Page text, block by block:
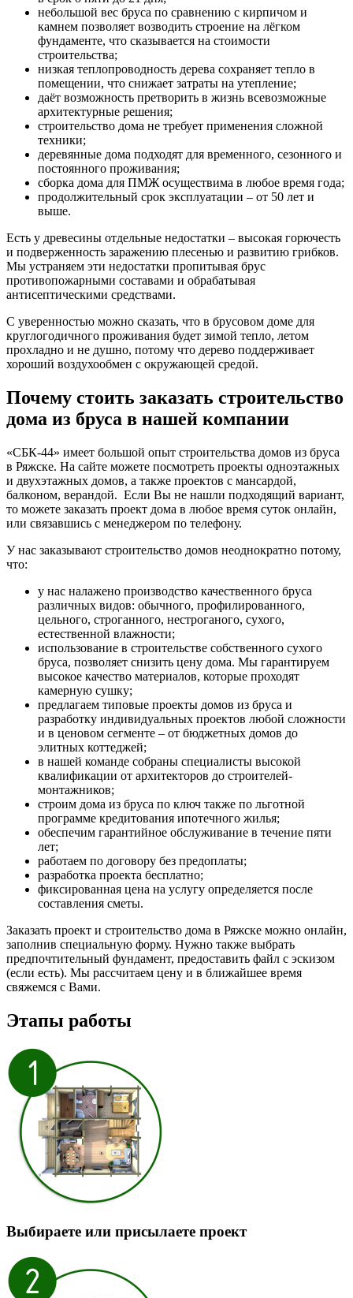
небольшой вес бруса по сравнению с кирпичом и
камнем позволяет возводить строение на лёгком
фундаменте, что сказывается на стоимости
строительства;
низкая теплопроводность дерева сохраняет тепло в
помещении, что снижает затраты на утепление;
даёт возможность претворить в жизнь всевозможные
архитектурные решения;
строительство дома не требует применения сложной
техники;
деревянные дома подходят для временного, сезонного и
постоянного проживания;
сборка дома для ПМЖ осуществима в любое время года;
продолжительный срок эксплуатации – от 50 лет и
выше.
Есть у древесины отдельные недостатки – высокая горючесть
и подверженность заражению плесенью и развитию грибков.
Мы устраняем эти недостатки пропитывая брус
противопожарными составами и обрабатывая
антисептическими средствами.
С уверенностью можно сказать, что в брусовом доме для
круглогодичного проживания будет зимой тепло, летом
прохладно и не душно, потому что дерево поддерживает
хороший воздухообмен с окружающей средой.
Почему стоить заказать строительство
дома из бруса в нашей компании
«СБК-44» имеет большой опыт строительства домов из бруса
в Ряжске. На сайте можете посмотреть проекты одноэтажных
и двухэтажных домов, а также проектов с мансардой,
балконом, верандой. Если Вы не нашли подходящий вариант,
то можете заказать проект дома в любое время суток онлайн,
или связавшись с менеджером по телефону.
У нас заказывают строительство домов неоднократно потому,
что:
у нас налажено производство качественного бруса
различных видов: обычного, профилированного,
цельного, строганного, нестроганого, сухого,
естественной влажности;
использование в строительстве собственного сухого
бруса, позволяет снизить цену дома. Мы гарантируем
высокое качество материалов, которые проходят
камерную сушку;
предлагаем типовые проекты домов из бруса и
разработку индивидуальных проектов любой сложности
и в ценовом сегменте – от бюджетных домов до
элитных коттеджей;
в нашей команде собраны специалисты высокой
квалификации от архитекторов до строителей-
монтажников;
строим дома из бруса по ключ также по льготной
программе кредитования ипотечного жилья;
обеспечим гарантийное обслуживание в течение пяти
лет;
работаем по договору без предоплаты;
разработка проекта бесплатно;
фиксированная цена на услугу определяется после
составления сметы.
Заказать проект и строительство дома в Ряжске можно онлайн,
заполнив специальную форму. Нужно также выбрать
предпочтительный фундамент, предоставить файл с эскизом
(если есть). Мы рассчитаем цену и в ближайшее время
свяжемся с Вами.
Этапы работы
Выбираете или присылаете проект